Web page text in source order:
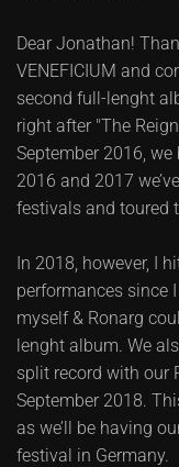
Dear Jonathan!
VENEFICIUM and
second full-lenght
right after "The
September 2016,
2016 and 2017
festivals and toured
In 2018, however, I
performances since
myself & Ronarg
lenght album. We
split record with our
September 2018.
as we’ll be having
festival in Germany.